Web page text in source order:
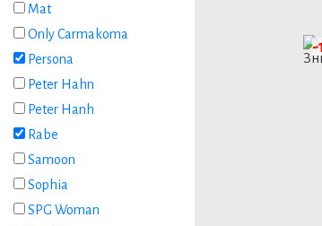
Mat
Only Carmakoma
Persona
Peter Hahn
Peter Hanh
Rabe
Samoon
Sophia
SPG Woman
-